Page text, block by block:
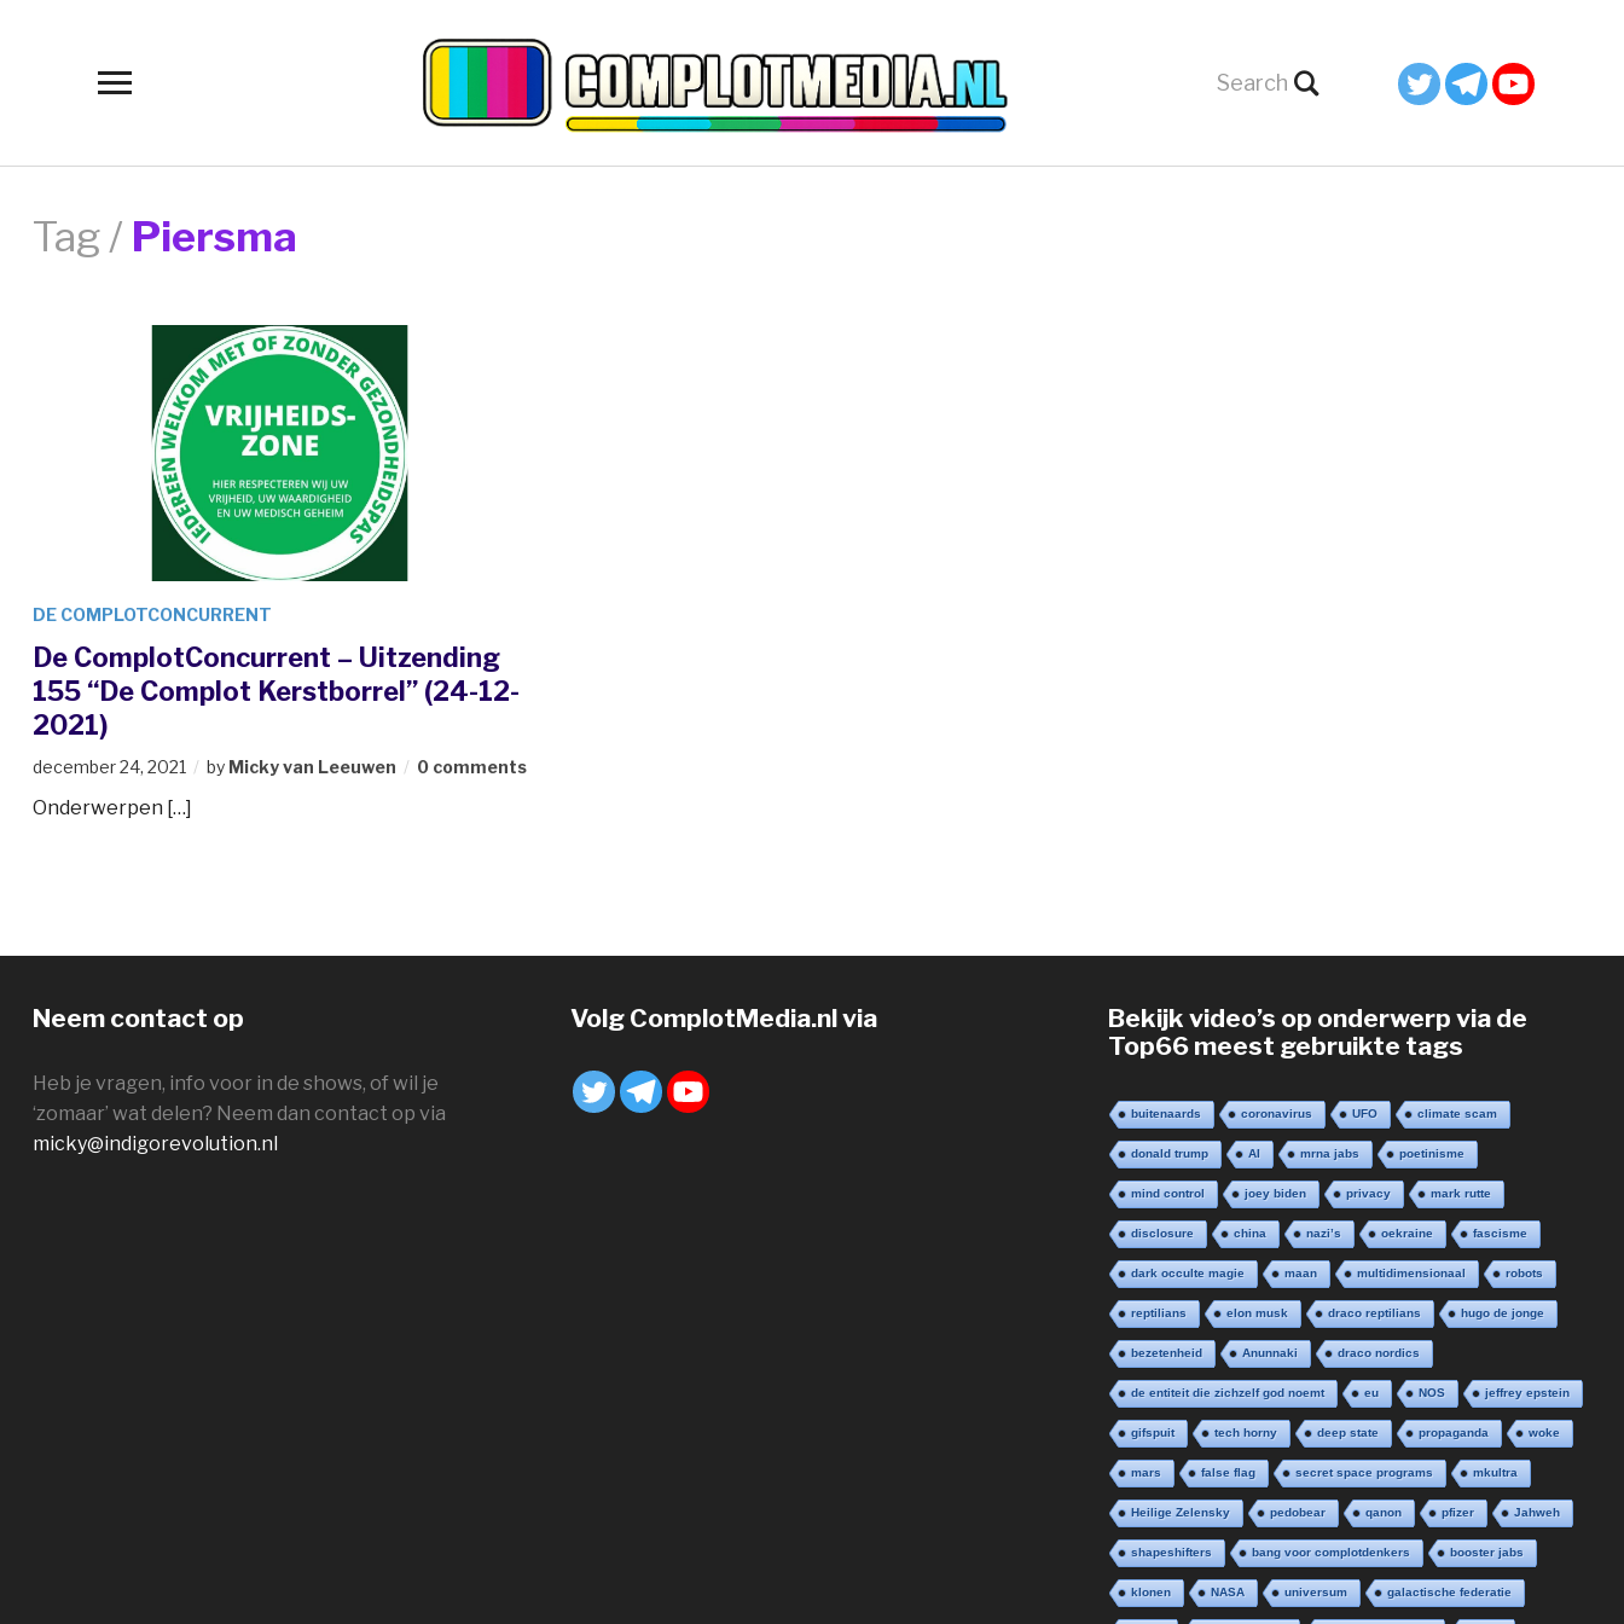
Toggle
Tag / Piersma
DE COMPLOTCONCURRENT
De ComplotConcurrent – Uitzending
155 “De Complot Kerstborrel” (24-12-
2021)
december 24, 2021 by Micky van Leeuwen 0 comments
Onderwerpen […]
Neem contact op
Heb je vragen, info voor in de shows, of wil je
‘zomaar’ wat delen? Neem dan contact op via
micky@indigorevolution.nl
Volg ComplotMedia.nl via
Bekijk video’s op onderwerp via de
Top66 meest gebruikte tags
buitenaards coronavirus UFO climate scam
donald trump AI mrna jabs poetinisme
mind control joey biden privacy mark rutte
disclosure china nazi’s oekraine fascisme
dark occulte magie maan multidimensionaal robots
reptilians elon musk draco reptilians hugo de jonge
bezetenheid Anunnaki draco nordics
de entiteit die zichzelf god noemt eu NOS jeffrey epstein
gifspuit tech horny deep state propaganda woke
mars false flag secret space programs mkultra
Heilige Zelensky pedobear qanon pfizer Jahweh
shapeshifters bang voor complotdenkers booster jabs
klonen NASA universum galactische federatie